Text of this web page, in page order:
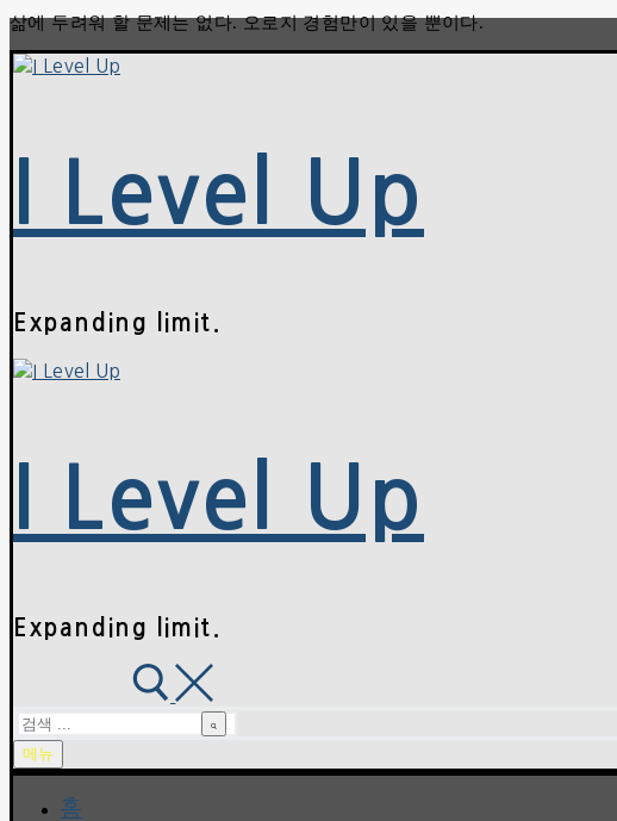
콘
텐
츠
메
뉴
닫
기
삶에 두려워 할 문제는 없다. 오로지 경험만이 있을 뿐이다.
I Level Up
Expanding limit.
I Level Up
Expanding limit.
검
색
:
메뉴
홈